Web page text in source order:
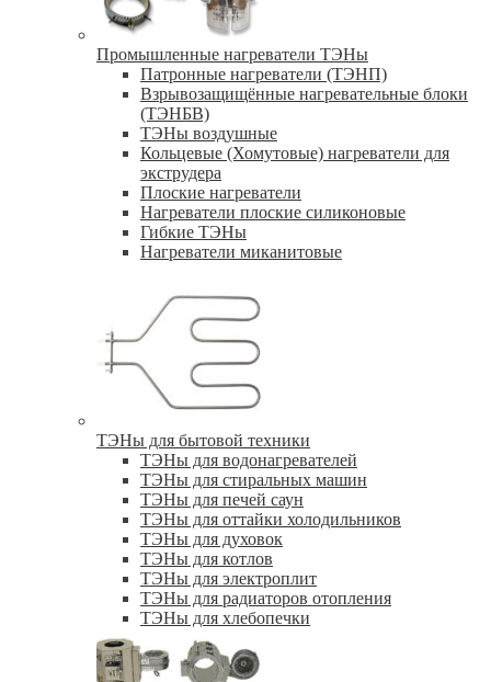
Промышленные нагреватели ТЭНы
Патронные нагреватели (ТЭНП)
Взрывозащищённые нагревательные блоки
(ТЭНБВ)
ТЭНы воздушные
Кольцевые (Хомутовые) нагреватели для
экструдера
Плоские нагреватели
Нагреватели плоские силиконовые
Гибкие ТЭНы
Нагреватели миканитовые
ТЭНы для бытовой техники
ТЭНы для водонагревателей
ТЭНы для стиральных машин
ТЭНы для печей саун
ТЭНы для оттайки холодильников
ТЭНы для духовок
ТЭНы для котлов
ТЭНы для электроплит
ТЭНы для радиаторов отопления
ТЭНы для хлебопечки